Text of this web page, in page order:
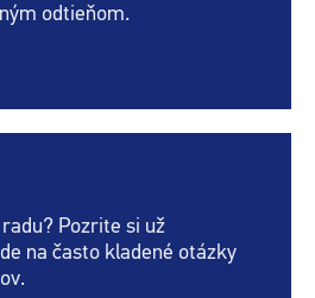
odtieňom.
Pozrite si už
na často kladené otázky